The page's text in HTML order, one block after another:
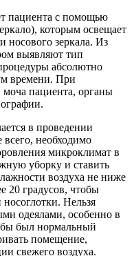
пациента с помощью
которым освещает
носового зеркала. Из
выявляют тип
абсолютно
времени. При
моча пациента, органы
в проведении
необходимо
микроклимат в
уборку и ставить
воздуха не ниже
20 градусов, чтобы
Нельзя
одеялами, особенно в
был нормальный
помещение,
свежего воздуха.